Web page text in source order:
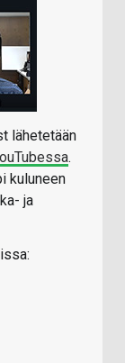
lähetetään
.
kuluneen
ja